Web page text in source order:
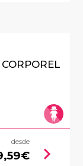
desde
chevron_right